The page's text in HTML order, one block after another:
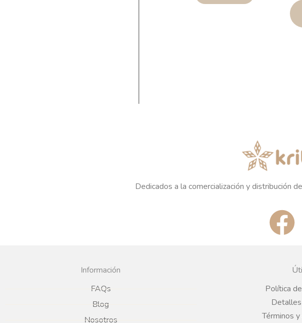
Dedicados a la comercialización y distribución
F
a
c
e
Información
FAQs
Blog
Nosotros
Política
Términos